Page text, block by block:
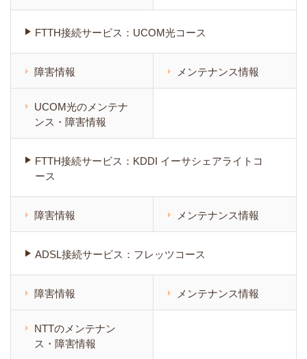
FTTH接続サービス：UCOM光コース
障害情報 メンテナンス情報
UCOM光のメンテナ
ンス・障害情報
FTTH接続サービス：KDDI イーサシェアライトコ
ース
障害情報 メンテナンス情報
ADSL接続サービス：フレッツコース
障害情報 メンテナンス情報
NTTのメンテナン
ス・障害情報